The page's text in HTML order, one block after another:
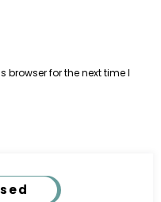
browser for the next time I